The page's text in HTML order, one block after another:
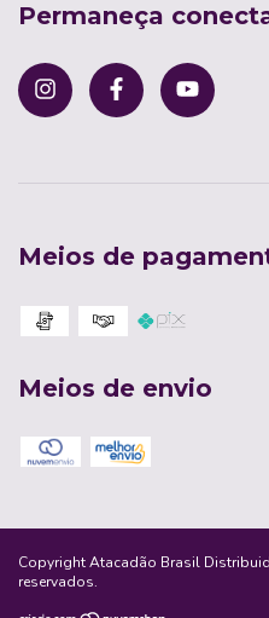
Permaneça
Meios de
Meios de envio
Copyright Atacadão Brasil
reservados.